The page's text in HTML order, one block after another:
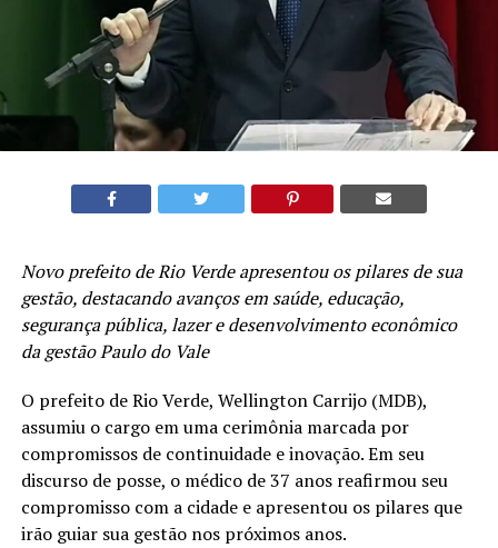
Novo prefeito de Rio Verde apresentou os pilares de sua
gestão, destacando avanços em saúde, educação,
segurança pública, lazer e desenvolvimento econômico
da gestão Paulo do Vale
O prefeito de Rio Verde, Wellington Carrijo (MDB),
assumiu o cargo em uma cerimônia marcada por
compromissos de continuidade e inovação. Em seu
discurso de posse, o médico de 37 anos reafirmou seu
compromisso com a cidade e apresentou os pilares que
irão guiar sua gestão nos próximos anos.